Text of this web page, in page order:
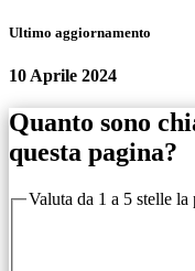
Ultimo aggiornamento
10 Aprile 2024
Quanto sono
questa pagina?
Valuta da 1 a 5 stelle la